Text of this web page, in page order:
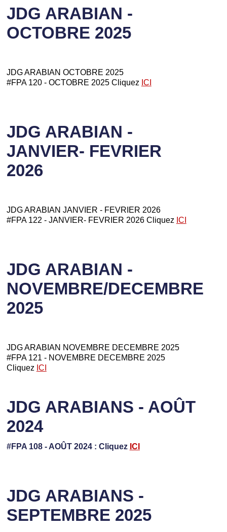
JDG ARABIAN -
OCTOBRE 2025
JDG ARABIAN OCTOBRE 2025
#FPA 120 - OCTOBRE 2025 Cliquez ICI
JDG ARABIAN -
JANVIER- FEVRIER
2026
JDG ARABIAN JANVIER - FEVRIER 2026
#FPA 122 - JANVIER- FEVRIER 2026 Cliquez ICI
JDG ARABIAN -
NOVEMBRE/DECEMBRE
2025
JDG ARABIAN NOVEMBRE DECEMBRE 2025
#FPA 121 - NOVEMBRE DECEMBRE 2025
Cliquez ICI
JDG ARABIANS - AOÛT
2024
#FPA 108 - AOÛT 2024 : Cliquez ICI
JDG ARABIANS -
SEPTEMBRE 2025